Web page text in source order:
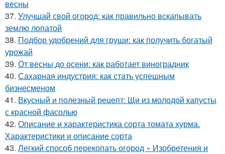
весны
37. Улучшай свой огород: как правильно вскапывать
землю лопатой
38. Подбор удобрений для груши: как получить богатый
урожай
39. От весны до осени: как работает виноградник
40. Сахарная индустрия: как стать успешным
бизнесменом
41. Вкусный и полезный рецепт: Щи из молодой капусты
с красной фасолью
42. Описание и характеристика сорта томата хурма.
Характеристики и описание сорта
43. Легкий способ перекопать огород » Изобретения и